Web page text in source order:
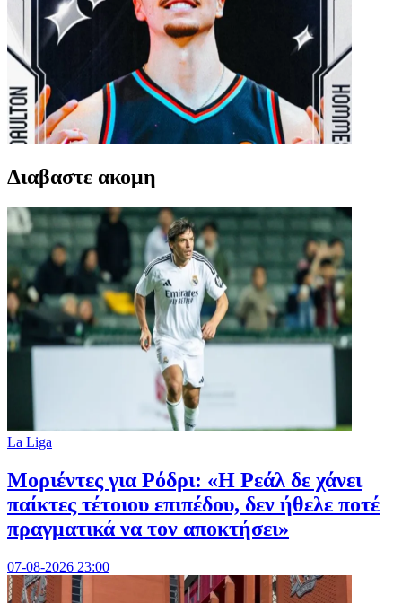
Διαβαστε ακομη
La Liga
Μοριέντες για Ρόδρι: «Η Ρεάλ δε χάνει
παίκτες τέτοιου επιπέδου, δεν ήθελε ποτέ
πραγματικά να τον αποκτήσει»
07-08-2026 23:00